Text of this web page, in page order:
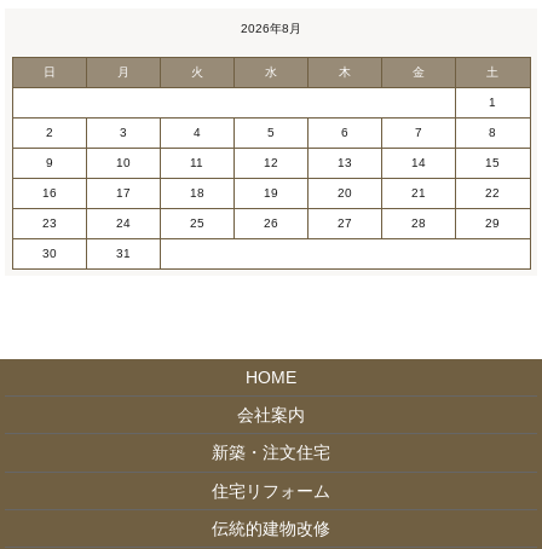
2026年8月
日 月 火 水 木 金 土
1
2 3 4 5 6 7 8
9 10 11 12 13 14 15
16 17 18 19 20 21 22
23 24 25 26 27 28 29
30 31
HOME
会社案内
新築・注文住宅
住宅リフォーム
伝統的建物改修